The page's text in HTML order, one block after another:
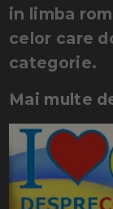
in limba
celor care
categorie.
Mai multe